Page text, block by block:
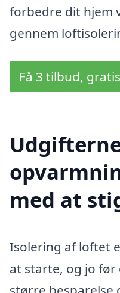
forbedre dit hjem
gennem
Få 3 tilbud,
med at
Isolering af loftet
at starte, og jo